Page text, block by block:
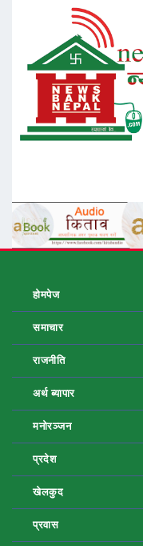
होमपेज
समाचार
राजनीति
अर्थ ब्यापार
मनोरञ्जन
प्रदेश
खेलकुद
प्रवास